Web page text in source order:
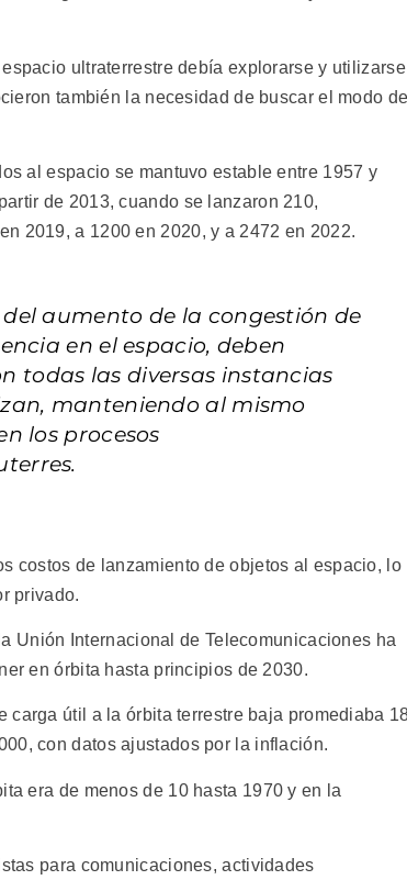
ultraterrestre debía explorarse y utilizarse
también la necesidad de buscar el modo
al espacio se mantuvo estable entre 1957 y
de 2013, cuando se lanzaron 210,
2019, a 1200 en 2020, y a 2472 en 2022.
del aumento de la congestión de
en el espacio, deben
todas las diversas instancias
manteniendo al mismo
los procesos
costos de lanzamiento de objetos al espacio, lo
privado.
Unión Internacional de Telecomunicaciones ha
en órbita hasta principios de 2030.
carga útil a la órbita terrestre baja promediaba
con datos ajustados por la inflación.
era de menos de 10 hasta 1970 y en la
para comunicaciones, actividades